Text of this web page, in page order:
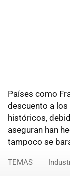
Países como
descuento a
históricos,
aseguran han
tampoco se
TEMAS